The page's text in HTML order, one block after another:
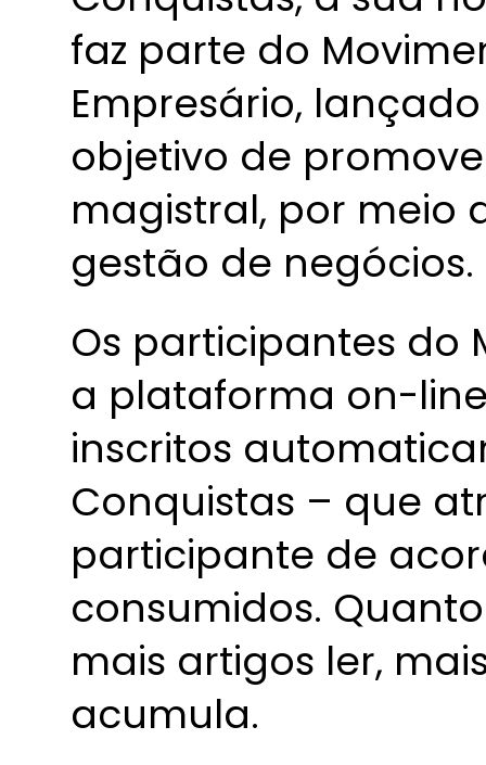
faz parte do
Empresário,
objetivo de
magistral, por meio
gestão de negócios.
Os participantes do
a plataforma on-line
inscritos
Conquistas – que
participante de
consumidos.
mais artigos ler,
acumula.